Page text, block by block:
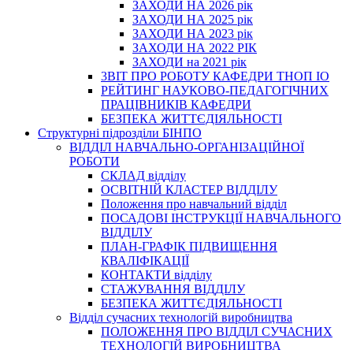
ЗАХОДИ НА 2026 рік
ЗАХОДИ НА 2025 рік
ЗАХОДИ НА 2023 рік
ЗАХОДИ НА 2022 РІК
ЗАХОДИ на 2021 рік
3BIT ПРО РОБОТУ КАФЕДРИ ТНОП ІО
РЕЙТИНГ НАУКОВО-ПЕДАГОГІЧНИХ
ПРАЦІВНИКІВ КАФЕДРИ
БЕЗПЕКА ЖИТТЄДІЯЛЬНОСТІ
Структурні підрозділи БІНПО
ВІДДІЛ НАВЧАЛЬНО-ОРГАНІЗАЦІЙНОЇ
РОБОТИ
СКЛАД відділу
ОСВІТНІЙ КЛАСТЕР ВІДДІЛУ
Положення про навчальний вiддiл
ПОСАДОВІ ІНСТРУКЦІЇ НАВЧАЛЬНОГО
ВІДДІЛУ
ПЛАН-ГРАФІК ПІДВИЩЕННЯ
КВАЛІФІКАЦІЇ
КОНТАКТИ відділу
СТАЖУВАННЯ ВІДДІЛУ
БЕЗПЕКА ЖИТТЄДІЯЛЬНОСТІ
Відділ сучасних технологій виробництва
ПОЛОЖЕННЯ ПРО ВІДДІЛ СУЧАСНИХ
ТЕХНОЛОГІЙ ВИРОБНИЦТВА